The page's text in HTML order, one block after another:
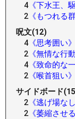
4 《下水王、
2 《もつれる
呪文(12)
4 《思考囲い》
2 《無情な行動
4 《致命的な
2 《喉首狙い》
サイドボード
2 《逃げ場なし
2 《萎縮させ